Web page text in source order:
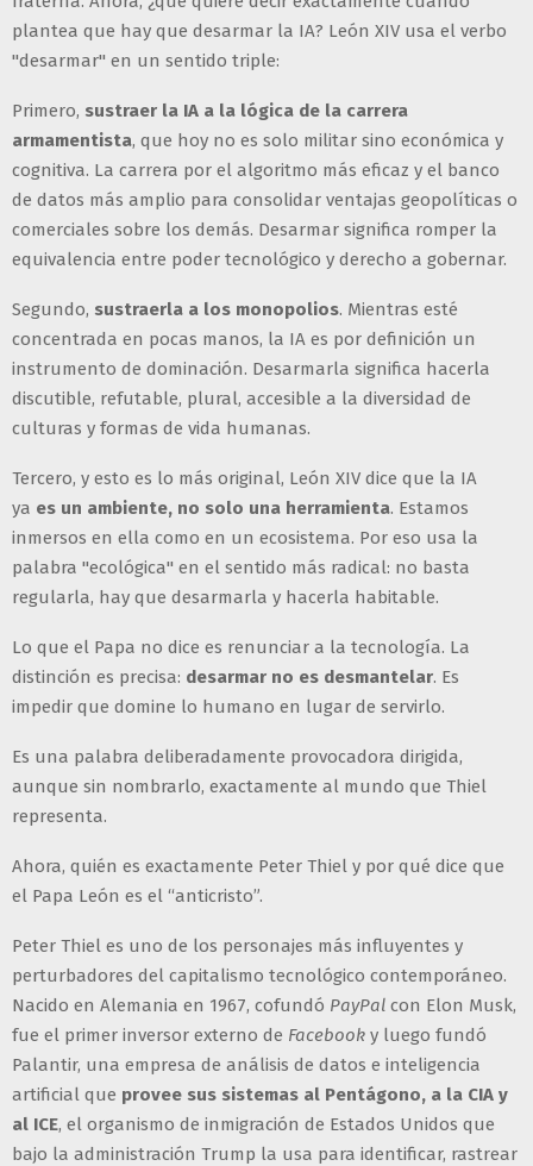
plantea que hay que desarmar la IA? León XIV usa el verbo
"desarmar" en un sentido triple:
Primero, sustraer la IA a la lógica de la carrera
armamentista, que hoy no es solo militar sino económica y
cognitiva. La carrera por el algoritmo más eficaz y el banco
de datos más amplio para consolidar ventajas geopolíticas o
comerciales sobre los demás. Desarmar significa romper la
equivalencia entre poder tecnológico y derecho a gobernar.
Segundo, sustraerla a los monopolios. Mientras esté
concentrada en pocas manos, la IA es por definición un
instrumento de dominación. Desarmarla significa hacerla
discutible, refutable, plural, accesible a la diversidad de
culturas y formas de vida humanas.
Tercero, y esto es lo más original, León XIV dice que la IA
ya es un ambiente, no solo una herramienta. Estamos
inmersos en ella como en un ecosistema. Por eso usa la
palabra "ecológica" en el sentido más radical: no basta
regularla, hay que desarmarla y hacerla habitable.
Lo que el Papa no dice es renunciar a la tecnología. La
distinción es precisa: desarmar no es desmantelar. Es
impedir que domine lo humano en lugar de servirlo.
Es una palabra deliberadamente provocadora dirigida,
aunque sin nombrarlo, exactamente al mundo que Thiel
representa.
Ahora, quién es exactamente Peter Thiel y por qué dice que
el Papa León es el “anticristo”.
Peter Thiel es uno de los personajes más influyentes y
perturbadores del capitalismo tecnológico contemporáneo.
Nacido en Alemania en 1967, cofundó PayPal con Elon Musk,
fue el primer inversor externo de Facebook y luego fundó
Palantir, una empresa de análisis de datos e inteligencia
artificial que provee sus sistemas al Pentágono, a la CIA y
al ICE, el organismo de inmigración de Estados Unidos que
bajo la administración Trump la usa para identificar, rastrear